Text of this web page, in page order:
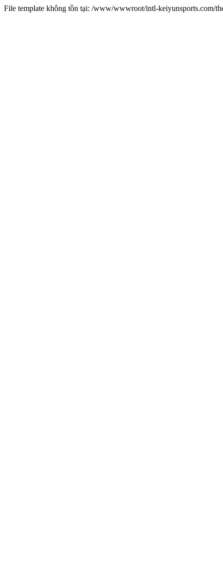
File template không tồn tại: /www/wwwroot/intl-keiyunsports.com/